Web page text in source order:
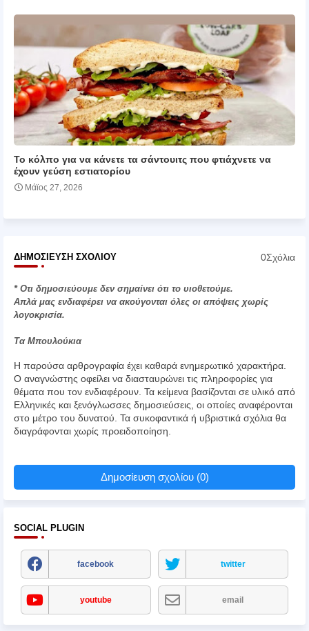
Το κόλπο για να κάνετε τα σάντουιτς που φτιάχνετε να
έχουν γεύση εστιατορίου
Μάϊος 27, 2026
ΔΗΜΟΣΊΕΥΣΗ ΣΧΟΛΊΟΥ 0Σχόλια
* Οτι δημοσιεύουμε δεν σημαίνει ότι το υιοθετούμε.
Απλά μας ενδιαφέρει να ακούγονται όλες οι απόψεις χωρίς
λογοκρισία.
Τα Μπουλούκια
Η παρούσα αρθρογραφία έχει καθαρά ενημερωτικό χαρακτήρα.
Ο αναγνώστης οφείλει να διασταυρώνει τις πληροφορίες για
θέματα που τον ενδιαφέρουν. Τα κείμενα βασίζονται σε υλικό από
Ελληνικές και ξενόγλωσσες δημοσιεύσεις, οι οποίες αναφέρονται
στο μέτρο του δυνατού. Τα συκοφαντικά ή υβριστικά σχόλια θα
διαγράφονται χωρίς προειδοποίηση.
Δημοσίευση σχολίου (0)
SOCIAL PLUGIN
facebook twitter
youtube email